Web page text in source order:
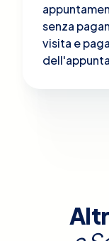
senza
visita e